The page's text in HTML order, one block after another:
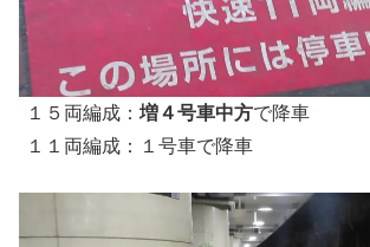
１５両編成： 増４号車中方で降車
１１両編成：１号車で降車